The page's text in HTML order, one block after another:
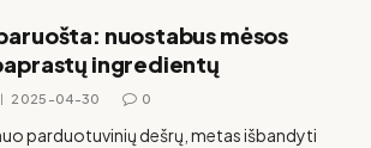
nuostabus mėsos
ingredientų
2025-04-30 0
parduotuvinių dešrų, metas išbandyti